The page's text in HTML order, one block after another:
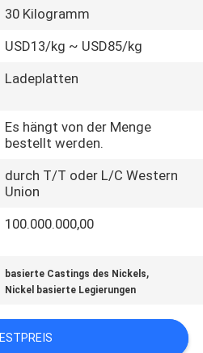
30 Kilogramm
USD13/kg ~ USD85/kg
Ladeplatten
Es hängt von der Menge
bestellt werden.
durch T/T oder L/C Western
Union
100.000.000,00
basierte Castings des Nickels,
Nickel basierte Legierungen